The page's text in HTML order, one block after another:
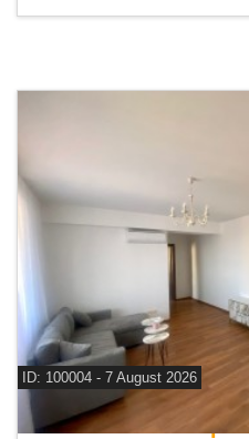
ID: 100004 - 7 August 2026
De vanzare